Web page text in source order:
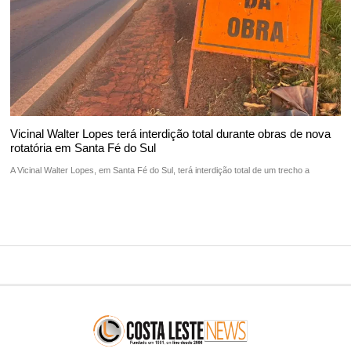
Vicinal Walter Lopes terá interdição total durante obras de nova
rotatória em Santa Fé do Sul
A Vicinal Walter Lopes, em Santa Fé do Sul, terá interdição total de um trecho a